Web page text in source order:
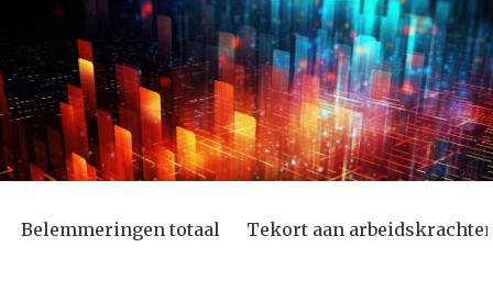
Belemmeringen totaal Tekort aan